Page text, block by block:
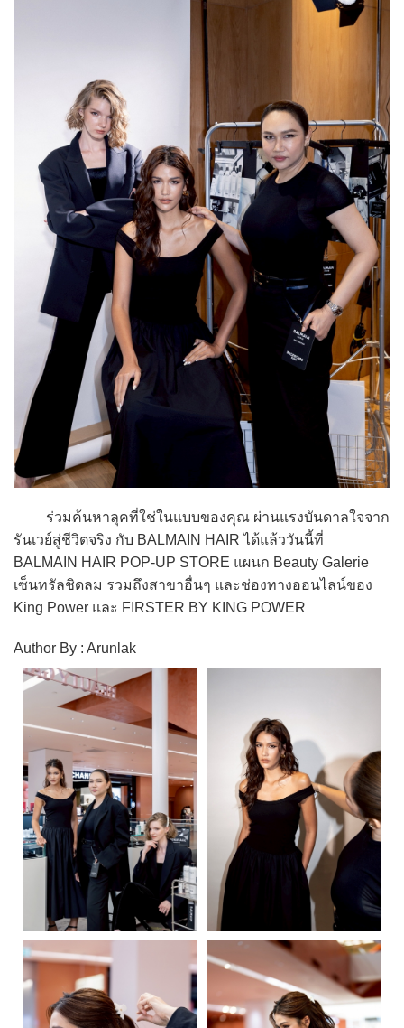
ร่วมค้นหาลุคที่ใช่ในแบบของคุณ ผ่านแรงบันดาลใจจาก
รันเวย์สู่ชีวิตจริง กับ BALMAIN HAIR ได้แล้ววันนี้ที่
BALMAIN HAIR POP-UP STORE แผนก Beauty Galerie
เซ็นทรัลชิดลม รวมถึงสาขาอื่นๆ และช่องทางออนไลน์ของ
King Power และ FIRSTER BY KING POWER
Author By : Arunlak